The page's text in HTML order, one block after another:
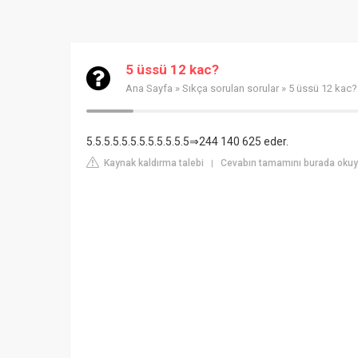
5 üssü 12 kac?
Ana Sayfa » Sıkça sorulan sorular » 5 üssü 12 kac?
5.5.5.5.5.5.5.5.5.5.5.5⇒244 140 625 eder.
Kaynak kaldırma talebi | Cevabın tamamını burada